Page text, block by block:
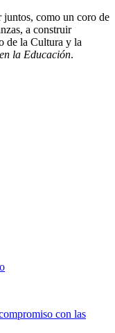
juntos, como un coro de
a construir
de la Cultura y la
la Educación.
con las